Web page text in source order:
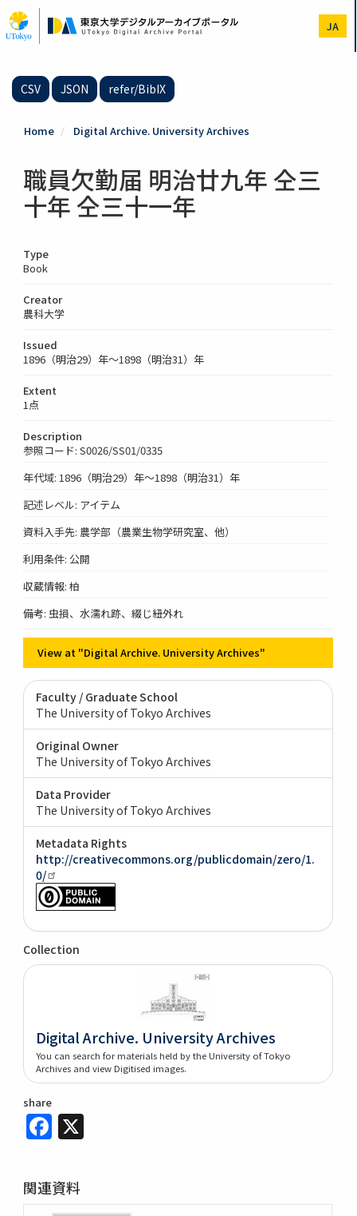
to
main
JA
CSV JSON refer/BibIX
Home Digital Archive. University Archives
職員欠勤届 明治廿九年 仝三
十年 仝三十一年
Type
Book
Creator
農科大学
Issued
1896（明治29）年～1898（明治31）年
Extent
1点
Description
参照コード: S0026/SS01/0335
年代域: 1896（明治29）年～1898（明治31）年
記述レベル: アイテム
資料入手先: 農学部（農業生物学研究室、他）
利用条件: 公開
収蔵情報: 柏
備考: 虫損、水濡れ跡、綴じ紐外れ
View at "Digital Archive. University Archives"
Faculty / Graduate School
The University of Tokyo Archives
Original Owner
The University of Tokyo Archives
Data Provider
The University of Tokyo Archives
Metadata Rights
http://creativecommons.org/publicdomain/zero/1.
0/
Collection
Digital Archive. University Archives
You can search for materials held by the University of Tokyo
Archives and view Digitised images.
share
Facebook
関連資料